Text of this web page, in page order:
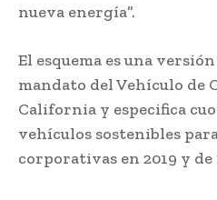
nueva energía”.
El esquema es una
mandato del Vehículo de
California y especifica
vehículos sostenibles
corporativas en 2019 y de